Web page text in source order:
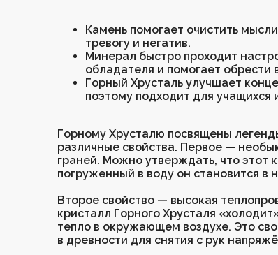
Камень помогает очистить
тревогу и негатив.
Минерал быстро проходит
обладателя и помогает
Горный Хрусталь улучшает
поэтому подходит для учащихся
Горному Хрусталю посвящены
различные свойства. Первое —
граней. Можно утверждать, что этот
погруженный в воду он становится в
Второе свойство — высокая
кристалл Горного Хрусталя
тепло в окружающем воздухе. Это
в древности для снятия с рук